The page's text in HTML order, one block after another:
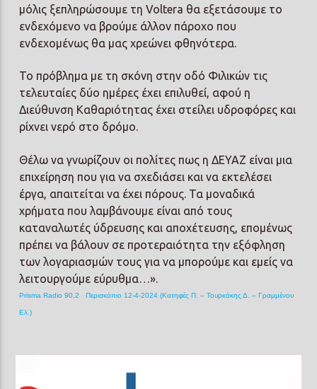
μόλις ξεπληρώσουμε τη Voltera θα εξετάσουμε το
ενδεχόμενο να βρούμε άλλον πάροχο που
ενδεχομένως θα μας χρεώνει φθηνότερα.
Το πρόβλημα με τη σκόνη στην οδό Φιλικών τις
τελευταίες δύο ημέρες έχει επιλυθεί, αφού η
Διεύθυνση Καθαριότητας έχει στείλει υδροφόρες και
ρίχνει νερό στο δρόμο.
Θέλω να γνωρίζουν οι πολίτες πως η ΔΕΥΑΖ είναι μια
επιχείρηση που για να σχεδιάσει και να εκτελέσει
έργα, απαιτείται να έχει πόρους. Τα μοναδικά
χρήματα που λαμβάνουμε είναι από τους
καταναλωτές ύδρευσης και αποχέτευσης, επομένως
πρέπει να βάλουν σε προτεραιότητα την εξόφληση
των λογαριασμών τους για να μπορούμε και εμείς να
λειτουργούμε εύρυθμα…».
Prisma Radio 90,2 ·Περισκόπιο 12-4-2024 (Κατηφές Π. – Τουρκάκης Δ. – Γραμμένου
Ελ.)